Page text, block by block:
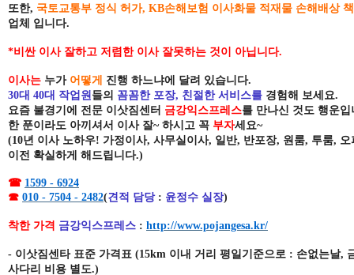
또한, 국토교통부 정식 허가, KB손해보험 이사화물 적재물 손해배상
업체 입니다.
*비싼 이사 잘하고 저렴한 이사 잘못하는 것이 아닙니다.
이사는 누가 어떻게 진행 하느냐에 달려 있습니다.
30대 40대 작업원들의 꼼꼼한 포장, 친절한 서비스를 경험해 보세요.
요즘 불경기에 전문 이삿짐센터 금강익스프레스를 만나신 것도 행운입
한 푼이라도 아끼셔서 이사 잘~하시고 꼭 부자세요~
(10년 이사 노하우! 가정이사, 사무실이사, 일반, 반포장, 원룸, 투룸,
이전 확실하게 해드립니다.)
☎ 1599 - 6924
☎ 010 - 7504 - 2482(견적 담당 : 윤정수 실장)
착한 가격 금강익스프레스 : http://www.pojangesa.kr/
- 이삿짐센타 표준 가격표 (15km 이내 거리 평일기준으로 : 손없는날,
사다리 비용 별도.)